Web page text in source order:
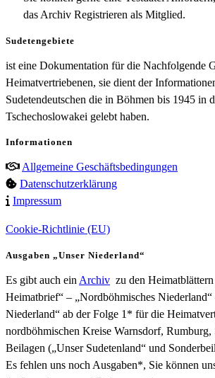
das Archiv Registrieren als Mitglied.
Sudetengebiete
ist eine Dokumentation für die Nachfolgende
Heimatvertriebenen, sie dient der
Sudetendeutschen die in Böhmen bis 1945 in
Tschechoslowakei gelebt haben.
Informationen
Allgemeine Geschäftsbedingungen
Datenschutzerklärung
Impressum
Cookie-Richtlinie (EU)
Ausgaben „Unser Niederland“
Es gibt auch ein Archiv zu den
Heimatbrief“ – „Nordböhmisches Niederland“
Niederland“ ab der Folge 1* für die
nordböhmischen Kreise Warnsdorf,
Beilagen („Unser Sudetenland“ und
Es fehlen uns noch Ausgaben*, Sie können